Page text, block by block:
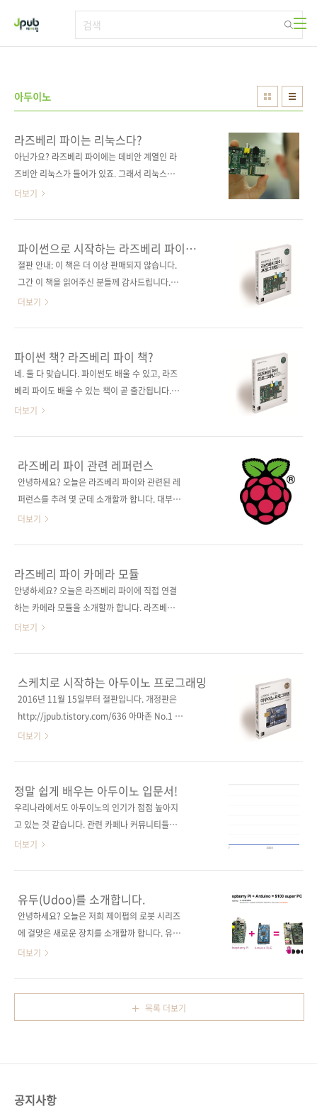
아두이노
라즈베리 파이는 리눅스다?
아닌가요? 라즈베리 파이에는 데비안 계열인 라
즈비안 리눅스가 들어가 있죠. 그래서 리눅스가
설치된 PC나 서버에서 할 수 있는 대부분의 일
다. 신용카드 만한, 손바닥에 쏙 들어가는 크기의
파이가 서버 역할까지 한다니 놀랍지 않나요? 라
즈베리 파이로 할 수 있는 일은 정말 무궁무진합
들의 컴퓨터 교육이나 창의력 교육, 학생들의 실
습 프로젝트 등에도 사용될 수 있습니다. ☞ 라즈
만들어보겠다고 지름신의 지시대로 5만원 안팎
의 돈을 주고 질렀는데, 막상 윈도우와 다른 인터
페이스에 적잖이 당황하시지는 않았나요? 네. 위
에서 말씀..
더보기
파이썬으로 시작하는 라즈베리 파이
프로그래밍
절판 안내: 이 책은 더 이상 판매되지 않습니다.
그간 이 책을 읽어주신 분들께 감사드립니다.이
책의 개정판은 [파이썬으로 시작하는 라즈베리
한 라즈베리 파이로 혁신적인 프로그램과 재미
있는 게임을 만든다! 출판사 제이펍원출판사
McGrawHill원서명 Programming the
Python(원서 ISBN: 9780071807838)저자명
사이먼 몽크(Simon Monk)역자명 배장열출판
러브로봇 04)페이지 232쪽판 형 크라운판 변형
(170*225), 반양장(soft cover)정 가 18,0..
더보기
파이썬 책? 라즈베리 파이 책?
네. 둘 다 맞습니다. 파이썬도 배울 수 있고, 라즈
베리 파이도 배울 수 있는 책이 곧 출간됩니다.
전자공학의 마에스트로라고 불리며 전자회로,
파이 입문서입니다. 사이먼 몽크의 대표 서적들
Programming Arduino Getting Started
with Sketches 번역서: 스케치로 시작하는 아
Raspberry Pi: Getting Started with
Python 번역서: 파이썬으로 시작하는 라즈베리
Electronics for Inventors, Third
EditionHacking Electr..
더보기
라즈베리 파이 관련 레퍼런스
안녕하세요? 오늘은 라즈베리 파이와 관련된 레
퍼런스를 추려 몇 군데 소개할까 합니다. 대부분
영어의 압박을 느낄 수밖에 없지만, 참신한 아이
개하는 웹사이트나 문서 말고도 라즈베리 파이
와 관련된 레퍼런스는 참으로 많고, 지금도 계속
늘어나고 있습니다. 또한, 아두이노나 유두, 비글
죠. 그만큼 라즈베리 파이의 인기가 나날이 높아
지고 있다는 방증일 것입니다. 어떤 자료들이 있
라즈베리 파이 관련 레퍼런스작성일: 2013년 6
월 18일작성자: 배장열
==============================================..
더보기
라즈베리 파이 카메라 모듈
안녕하세요? 오늘은 라즈베리 파이에 직접 연결
하는 카메라 모듈을 소개할까 합니다. 라즈베리
파이 시작하기가 출간될 즈음에는 카메라 모듈
로 프로젝트를 진행한 과정이 실렸었죠. 그런데
얼마 전 라즈베리 파이용 카메라 모듈이 공식 출
시되었습니다. 오늘은 이 카메라 모듈 이야기를
리 파이 카메라 모듈작성일: 2013년 6월 12일
작성자: 배장열
라즈베리 파이용 카메라 모듈은 라즈베리 파이
재단 웹사이트..
더보기
스케치로 시작하는 아두이노 프로그래밍
2016년 11월 15일부터 절판입니다. 개정판은
http://jpub.tistory.com/636 아마존 No.1 아
두이노 입문서! 출판사 제이펍 원출판사
978-0-07-178422-1) 저자명 사이먼 몽크
(Simon Monk) 역자명 윤순백 시리즈
I♥Robot 03(아이러브로봇 03) 출판일 2013
(170*225), 반양장(Soft Cover) 정 가 18,000
원 ISBN 978-89-94506-63-0 부가기호:
로그래밍 관련 사이트 ■ 원출판사 도서소개 페
이..
더보기
정말 쉽게 배우는 아두이노 입문서!
우리나라에서도 아두이노의 인기가 점점 높아지
고 있는 것 같습니다. 관련 카페나 커뮤니티들도
예전에 비해 많이 늘어났고, 아두이노와 관련한
마이크로프세서 수업 시간에 ATmega 128로
강의를 하시다가 좀 더 쉽게 접근할 수 있는 아두
이노로 변경할 것을 고려한다는 말씀도 해주셨
관련 책들이 여러 종 출간되었고, 준비 중에 있는
도서도 꽤 있는 걸로 알고 있습니다. 국내 저자가
집필한 책보다는 번역서가 중심이긴 한데, 당분
간 이 추세는 계속될 것 같습니다. (혹시 아두이
았으면 합..
더보기
유두(Udoo)를 소개합니다.
안녕하세요? 오늘은 저희 제이펍의 로봇 시리즈
에 걸맞은 새로운 장치를 소개할까 합니다. 유두
가 바로 주인공인데요. 유두를 한마디로 정의하
앞에서 말씀드린 대로 유두(Udoo)는 라즈베리
android-l..
더보기
목록 더보기
공지사항